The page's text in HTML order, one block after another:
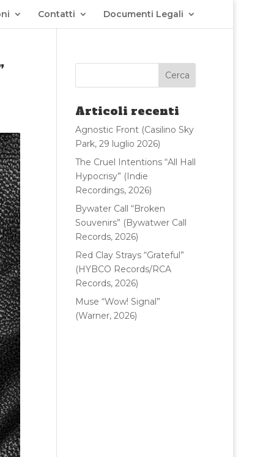
Contatti Documenti Legali
Articoli recenti
Agnostic Front (Casilino Sky
Park, 29 luglio 2026)
The Cruel Intentions “All Hall
Hypocrisy” (Indie
Recordings, 2026)
Bywater Call “Broken
Souvenirs” (Bywatwer Call
Records, 2026)
Red Clay Strays “Grateful”
(HYBCO Records/RCA
Records, 2026)
Muse “Wow! Signal”
(Warner, 2026)